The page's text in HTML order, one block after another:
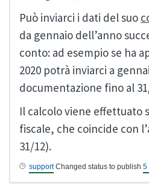
Può inviarci i dati del suo
da gennaio dell’anno
conto: ad esempio se ha
2020 potrà inviarci a
documentazione fino al
Il calcolo viene effettuato
fiscale, che coincide con
31/12).
supportChanged status to publish 5